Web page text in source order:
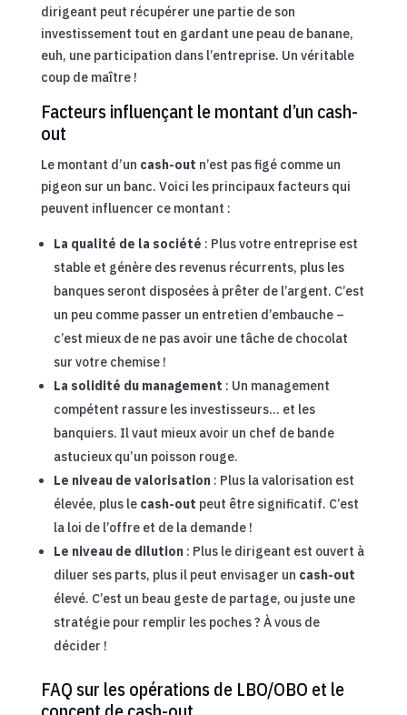
dirigeant peut récupérer une partie de son
investissement tout en gardant une peau de banane,
euh, une participation dans l’entreprise. Un véritable
coup de maître !
Facteurs influençant le montant d’un cash-
out
Le montant d’un cash-out n’est pas figé comme un
pigeon sur un banc. Voici les principaux facteurs qui
peuvent influencer ce montant :
La qualité de la société : Plus votre entreprise est
stable et génère des revenus récurrents, plus les
banques seront disposées à prêter de l’argent. C’est
un peu comme passer un entretien d’embauche –
c’est mieux de ne pas avoir une tâche de chocolat
sur votre chemise !
La solidité du management : Un management
compétent rassure les investisseurs… et les
banquiers. Il vaut mieux avoir un chef de bande
astucieux qu’un poisson rouge.
Le niveau de valorisation: Plus la valorisation est
élevée, plus le cash-out peut être significatif. C’est
la loi de l’offre et de la demande !
Le niveau de dilution: Plus le dirigeant est ouvert à
diluer ses parts, plus il peut envisager un cash-out
élevé. C’est un beau geste de partage, ou juste une
stratégie pour remplir les poches ? À vous de
décider !
FAQ sur les opérations de LBO/OBO et le